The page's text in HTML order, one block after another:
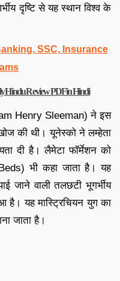
दृष्टि से यह स्थान विश्व के
SSC, Insurance
Hindu Review PDF in Hindi
Henry Sleeman) ने इस
की थी। यूनेस्को ने लम्हेता
दी है। लैमेटा फॉर्मेशन को
भी कहा जाता है। यह
जाने वाली तलछटी भूगर्भीय
यह मास्ट्रिचियन युग का
जाता है।